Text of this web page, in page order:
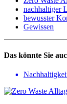
nachhaltiger
bewusster
Gewissen
Das könnte Sie